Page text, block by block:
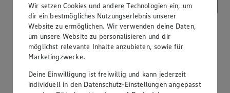
Wir setzen Cookies und andere Technologien ein, um
dir ein bestmögliches Nutzungserlebnis unserer
Website zu ermöglichen. Wir verwenden deine Daten,
um unsere Website zu personalisieren und dir
möglichst relevante Inhalte anzubieten, sowie für
Marketingzwecke.
Deine Einwilligung ist freiwillig und kann jederzeit
individuell in den Datenschutz-Einstellungen angepasst